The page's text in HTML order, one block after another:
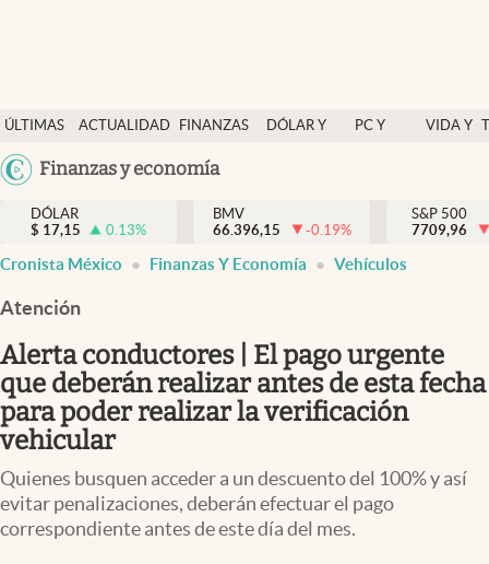
ÚLTIMAS
NOTICIAS
ACTUALIDAD
FINANZAS
DÓLAR Y
PC Y
VIDA Y
México
Finanzas y economía
Actualidad
Finanzas y economía
Dólar y mercados
Pc y celular
Vida y estilo
Clima
Espiritualidad
DÓLAR
$ 17,15 0.13%
BMV
66.396,15
-0.19%
S&P 500
7709,96
Cronista México Finanzas Y Economía Vehículos
Atención
Alerta conductores | El pago urgente
que deberán realizar antes de esta fecha
para poder realizar la verificación
vehicular
Quienes busquen acceder a un descuento del 100% y así
evitar penalizaciones, deberán efectuar el pago
correspondiente antes de este día del mes.